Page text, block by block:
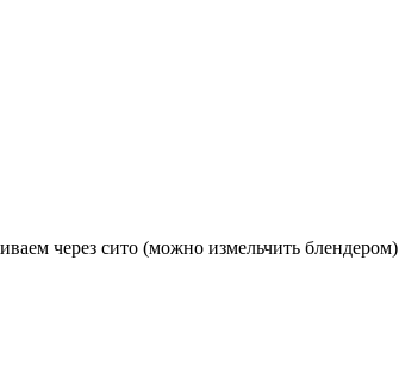
через сито (можно измельчить блендером)